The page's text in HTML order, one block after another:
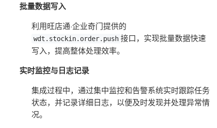
批量数据写入
利用旺店通·企业奇门提供的
wdt.stockin.order.push 接口，实现批量数据快速
写入，提高整体处理效率。
实时监控与日志记录
集成过程中，通过集中监控和告警系统实时跟踪任务
状态，并记录详细日志，以便及时发现并处理异常情
况。